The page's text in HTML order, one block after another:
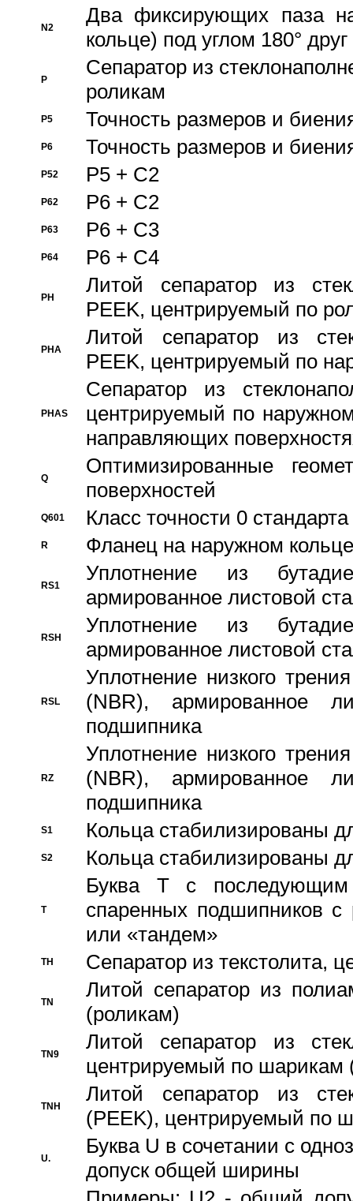
N2
Два фиксирующих паза
кольце) под углом 180° друг
P
Cепаратор из
роликам
P5 Точность размеров и
P6 Точность размеров и
P52 P5 + C2
P62 P6 + C2
P63 P6 + C3
P64 P6 + C4
PH
Литой сепаратор из
PEEK, центрируемый по
PHA
Литой сепаратор из
PEEK, центрируемый по
PHAS
Сепаратор из
центрируемый по
направляющих
Q
Оптимизированные
поверхностей
Q601 Класс точности 0
R Фланец на наружном кольце
RS1
Уплотнение из
армированное листовой
RSH
Уплотнение из
армированное листовой
RSL
Уплотнение низкого
(NBR), армированное
подшипника
RZ
Уплотнение низкого
(NBR), армированное
подшипника
S1 Кольца стабилизированы
S2 Кольца стабилизированы
T
Буква T с
спаренных подшипников
или «тандем»
TH Сепаратор из текстолита,
TN
Литой сепаратор из
(роликам)
TN9
Литой сепаратор из
центрируемый по шарикам
TNH
Литой сепаратор из
(PEEK), центрируемый по
U.
Буква U в сочетании с
допуск общей ширины